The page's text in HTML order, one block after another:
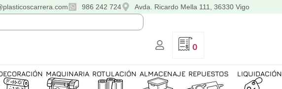
986 242 724 Avda. Ricardo Mella 111, 36330 Vigo
0
MAQUINARIA ROTULACIÓN ALMACENAJE REPUESTOS LIQUIDACIÓN